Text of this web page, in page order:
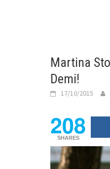
Martina
Demi!
17/10/2015
208
SHARES